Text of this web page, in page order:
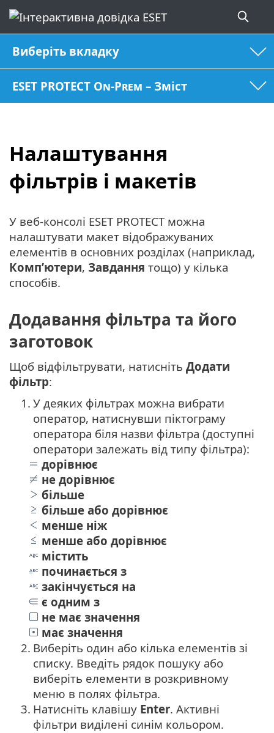
Виберіть вкладку
ESET PROTECT On-Prem – Зміст
Налаштування
фільтрів і макетів
У веб-консолі ESET PROTECT можна
налаштувати макет відображуваних
елементів в основних розділах (наприклад,
Комп’ютери, Завдання тощо) у кілька
способів.
Додавання фільтра та його
заготовок
Щоб відфільтрувати, натисніть Додати
фільтр:
1. У деяких фільтрах можна вибрати
оператор, натиснувши піктограму
оператора біля назви фільтра (доступні
оператори залежать від типу фільтра):
дорівнює
не дорівнює
більше
більше або дорівнює
менше ніж
менше або дорівнює
містить
починається з
закінчується на
є одним з
не має значення
має значення
2. Виберіть один або кілька елементів зі
списку. Введіть рядок пошуку або
виберіть елементи в розкривному
меню в полях фільтра.
3. Натисніть клавішу Enter. Активні
фільтри виділені синім кольором.